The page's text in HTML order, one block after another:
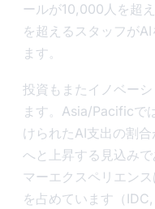
ールが10,000人を超
を超えるスタッフが
ます。
投資もまたイノベー
ます。Asia/Pacificで
けられたAI支出の割
へと上昇する見込み
マーエクスペリエン
を占めています（